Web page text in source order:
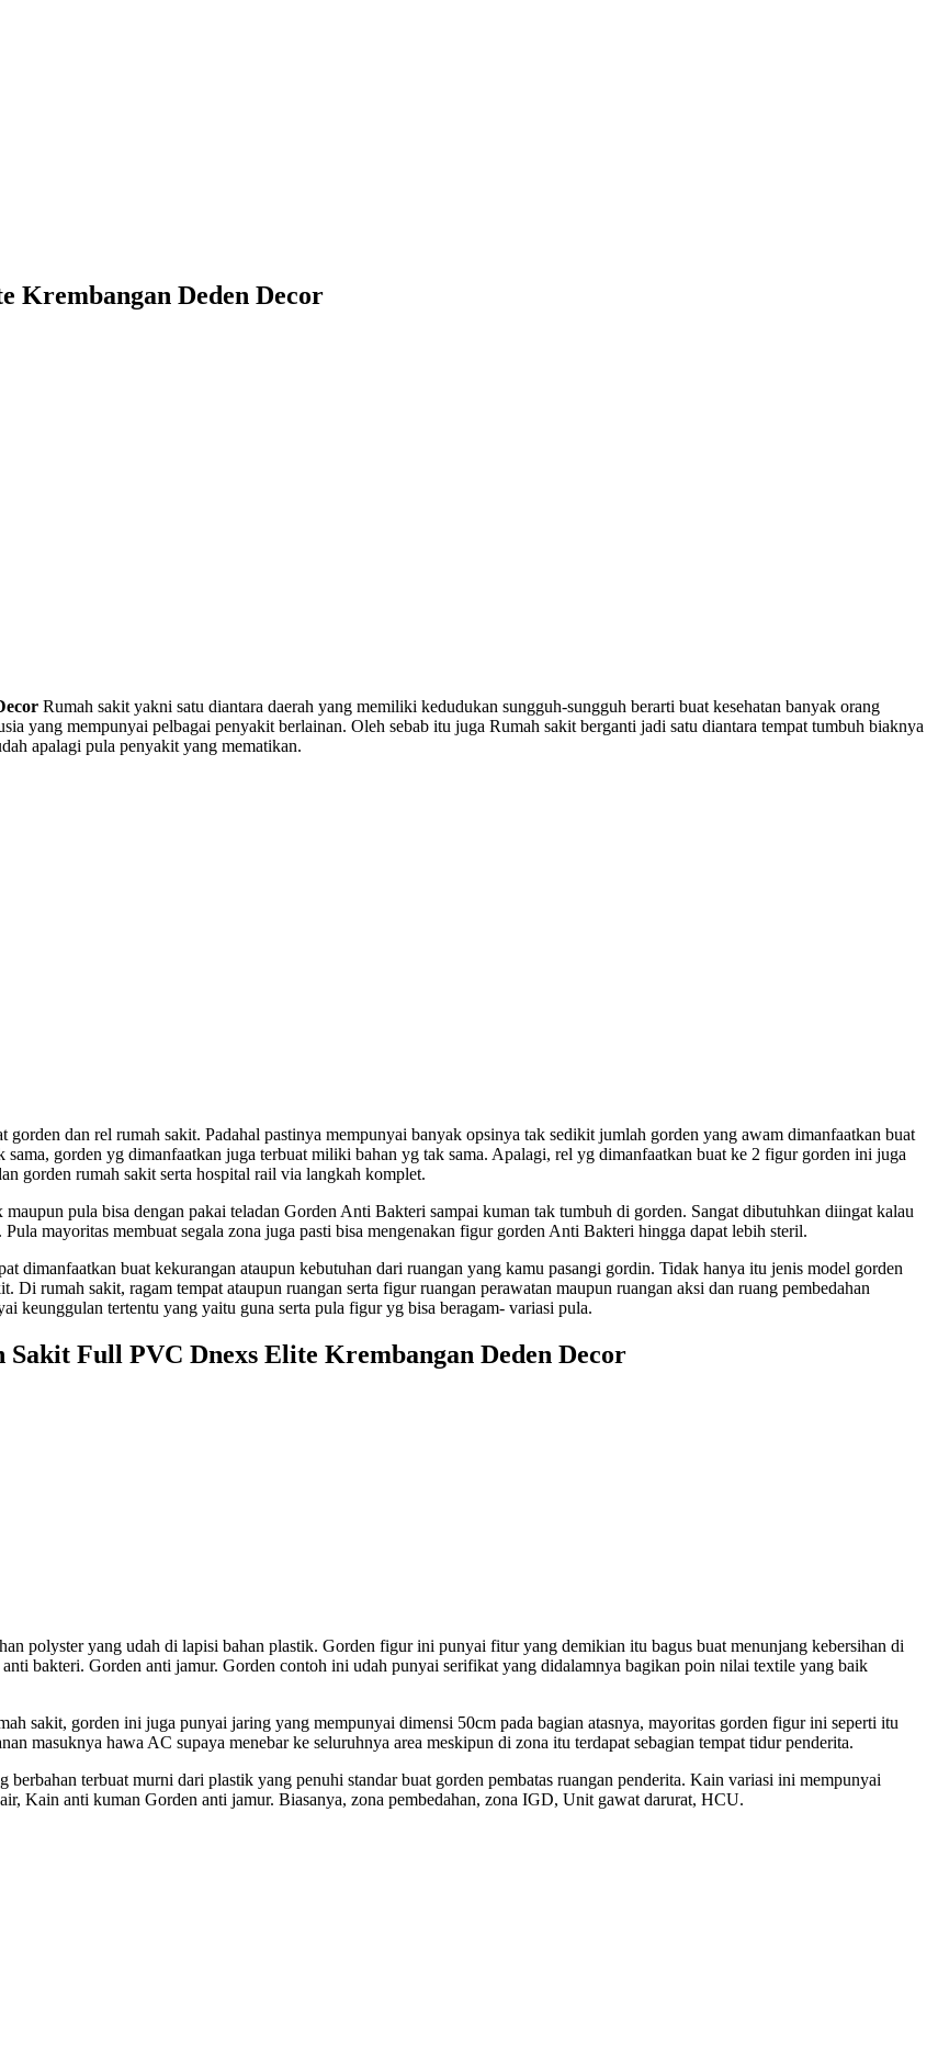
Krembangan Deden Decor
Rumah sakit yakni satu diantara daerah yang memiliki kedudukan sungguh-sungguh berarti buat kesehatan banyak orang
yang mempunyai pelbagai penyakit berlainan. Oleh sebab itu juga Rumah sakit berganti jadi satu diantara tempat tumbuh biaknya
apalagi pula penyakit yang mematikan.
dan rel rumah sakit. Padahal pastinya mempunyai banyak opsinya tak sedikit jumlah gorden yang awam dimanfaatkan buat
gorden yg dimanfaatkan juga terbuat miliki bahan yg tak sama. Apalagi, rel yg dimanfaatkan buat ke 2 figur gorden ini juga
gorden rumah sakit serta hospital rail via langkah komplet.
pula bisa dengan pakai teladan Gorden Anti Bakteri sampai kuman tak tumbuh di gorden. Sangat dibutuhkan diingat kalau
mayoritas membuat segala zona juga pasti bisa mengenakan figur gorden Anti Bakteri hingga dapat lebih steril.
dimanfaatkan buat kekurangan ataupun kebutuhan dari ruangan yang kamu pasangi gordin. Tidak hanya itu jenis model gorden
rumah sakit, ragam tempat ataupun ruangan serta figur ruangan perawatan maupun ruangan aksi dan ruang pembedahan
keunggulan tertentu yang yaitu guna serta pula figur yg bisa beragam- variasi pula.
Sakit Full PVC Dnexs Elite Krembangan Deden Decor
polyster yang udah di lapisi bahan plastik. Gorden figur ini punyai fitur yang demikian itu bagus buat menunjang kebersihan di
bakteri. Gorden anti jamur. Gorden contoh ini udah punyai serifikat yang didalamnya bagikan poin nilai textile yang baik
sakit, gorden ini juga punyai jaring yang mempunyai dimensi 50cm pada bagian atasnya, mayoritas gorden figur ini seperti itu
masuknya hawa AC supaya menebar ke seluruhnya area meskipun di zona itu terdapat sebagian tempat tidur penderita.
terbuat murni dari plastik yang penuhi standar buat gorden pembatas ruangan penderita. Kain variasi ini mempunyai
Kain anti kuman Gorden anti jamur. Biasanya, zona pembedahan, zona IGD, Unit gawat darurat, HCU.